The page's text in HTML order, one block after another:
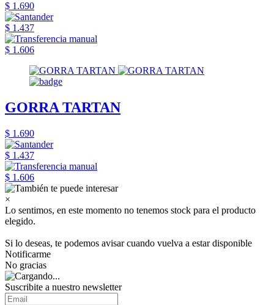
$ 1.690
$ 1.437
$ 1.606
GORRA TARTAN
$ 1.690
$ 1.437
$ 1.606
×
Lo sentimos, en este momento no tenemos stock para el producto
elegido.
Si lo deseas, te podemos avisar cuando vuelva a estar disponible
Notificarme
No gracias
Suscribite a nuestro newsletter